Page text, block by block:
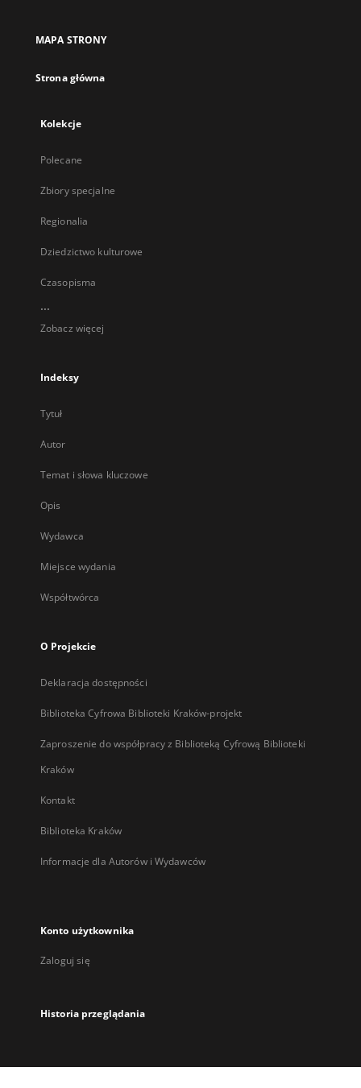
MAPA STRONY
Strona główna
Kolekcje
Polecane
Zbiory specjalne
Regionalia
Dziedzictwo kulturowe
Czasopisma
...
Zobacz więcej
Indeksy
Tytuł
Autor
Temat i słowa kluczowe
Opis
Wydawca
Miejsce wydania
Współtwórca
O Projekcie
Deklaracja dostępności
Biblioteka Cyfrowa Biblioteki Kraków-projekt
Zaproszenie do współpracy z Biblioteką Cyfrową Biblioteki
Kraków
Kontakt
Biblioteka Kraków
Informacje dla Autorów i Wydawców
Konto użytkownika
Zaloguj się
Historia przeglądania